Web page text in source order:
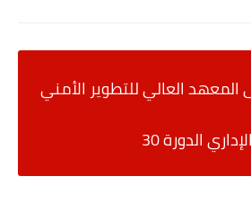
المعهد العالي للتطوير الأمني
الدورة 30